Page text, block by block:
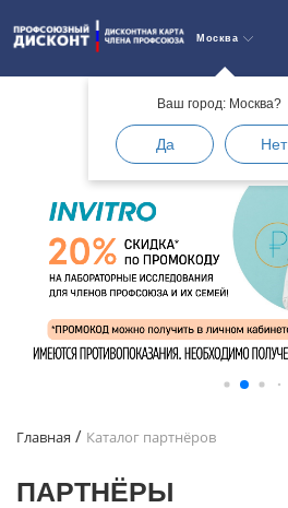
Москва
Ваш город: Москва?
Да Нет
Главная Каталог партнёров
ПАРТНЁРЫ